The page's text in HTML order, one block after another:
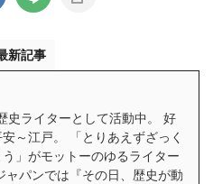
新記事
史ライターとして活動中。 好
～江戸。 「とりあえずざっく
う」がモットーのゆるライター
ャパンでは『その日、歴史が動